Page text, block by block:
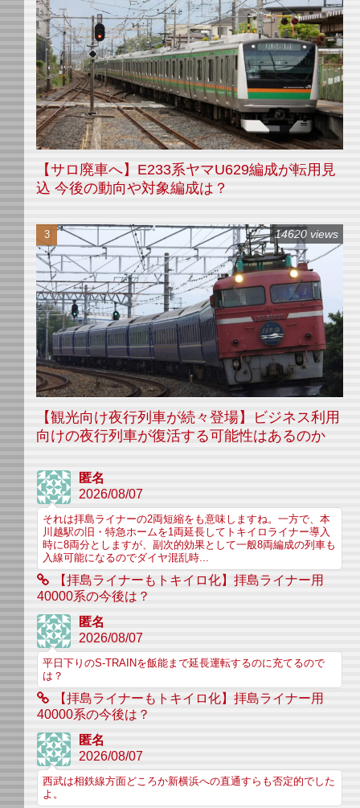
【サロ廃車へ】E233系ヤマU629編成が転用見
込 今後の動向や対象編成は？
【観光向け夜行列車が続々登場】ビジネス利用
向けの夜行列車が復活する可能性はあるのか
14620 views
匿名
2026/08/07
それは拝島ライナーの2両短縮をも意味しますね。一方で、本
川越駅の旧・特急ホームを1両延長してトキイロライナー導入
時に8両分としますが、副次的効果として一般8両編成の列車も
入線可能になるのでダイヤ混乱時...
【拝島ライナーもトキイロ化】拝島ライナー用
40000系の今後は？
匿名
2026/08/07
平日下りのS-TRAINを飯能まで延長運転するのに充てるので
は？
【拝島ライナーもトキイロ化】拝島ライナー用
40000系の今後は？
匿名
2026/08/07
西武は相鉄線方面どころか新横浜への直通すらも否定的でした
よ。